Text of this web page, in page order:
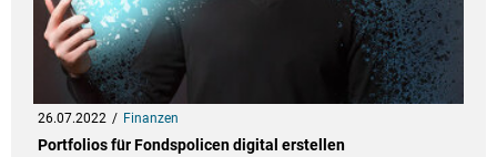
26.07.2022 Finanzen
Portfolios für Fondspolicen digital erstellen